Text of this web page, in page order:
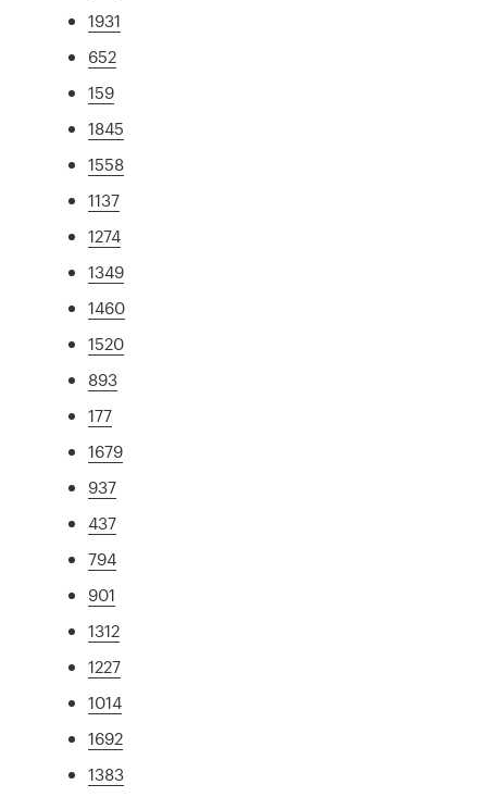
1931
652
159
1845
1558
1137
1274
1349
1460
1520
893
177
1679
937
437
794
901
1312
1227
1014
1692
1383